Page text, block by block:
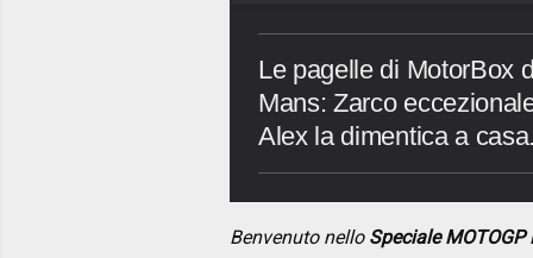
Le pagelle di MotorBox
Mans: Zarco
Alex la dimentica a
Benvenuto nello Speciale MOTOGP